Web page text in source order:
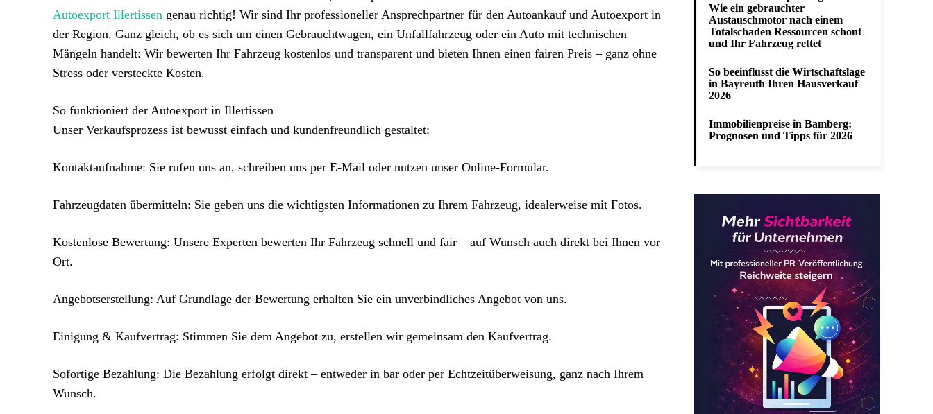
Autoexport Illertissen genau richtig! Wir sind Ihr professioneller Ansprechpartner für den Autoankauf und Autoexport in
der Region. Ganz gleich, ob es sich um einen Gebrauchtwagen, ein Unfallfahrzeug oder ein Auto mit technischen
Mängeln handelt: Wir bewerten Ihr Fahrzeug kostenlos und transparent und bieten Ihnen einen fairen Preis – ganz ohne
Stress oder versteckte Kosten.
So funktioniert der Autoexport in Illertissen
Unser Verkaufsprozess ist bewusst einfach und kundenfreundlich gestaltet:
Kontaktaufnahme: Sie rufen uns an, schreiben uns per E-Mail oder nutzen unser Online-Formular.
Fahrzeugdaten übermitteln: Sie geben uns die wichtigsten Informationen zu Ihrem Fahrzeug, idealerweise mit Fotos.
Kostenlose Bewertung: Unsere Experten bewerten Ihr Fahrzeug schnell und fair – auf Wunsch auch direkt bei Ihnen vor
Ort.
Angebotserstellung: Auf Grundlage der Bewertung erhalten Sie ein unverbindliches Angebot von uns.
Einigung & Kaufvertrag: Stimmen Sie dem Angebot zu, erstellen wir gemeinsam den Kaufvertrag.
Sofortige Bezahlung: Die Bezahlung erfolgt direkt – entweder in bar oder per Echtzeitüberweisung, ganz nach Ihrem
Wunsch.
Wie ein gebrauchter
Austauschmotor nach einem
Totalschaden Ressourcen schont
und Ihr Fahrzeug rettet
So beeinflusst die Wirtschaftslage
in Bayreuth Ihren Hausverkauf
2026
Immobilienpreise in Bamberg:
Prognosen und Tipps für 2026